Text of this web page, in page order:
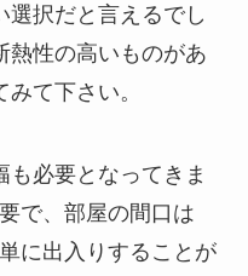
選択だと言えるでし
熱性の高いものがあ
て下さい。
も必要となってきま
で、部屋の間口は
に出入りすることが